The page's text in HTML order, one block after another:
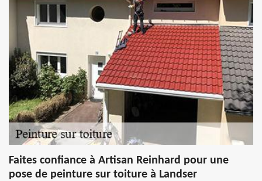
Faites confiance à Artisan Reinhard pour une
pose de peinture sur toiture à Landser